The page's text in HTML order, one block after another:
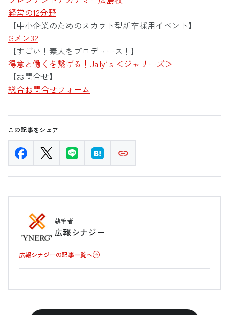
経営の12分野
【中小企業のためのスカウト型新卒採用イベント】
Gメン32
【すごい！素人をプロデュース！】
得意と働くを繋げる！Jally‘ｓ＜ジャリーズ＞
【お問合せ】
総合お問合せフォーム
この記事をシェア
執筆者
広報シナジー
広報シナジーの記事一覧へ